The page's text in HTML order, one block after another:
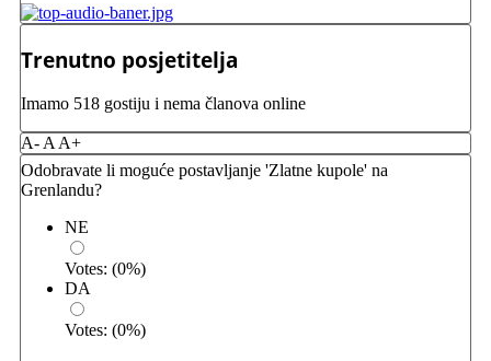
Trenutno posjetitelja
Imamo 518 gostiju i nema članova online
A- A A+
Odobravate li moguće postavljanje 'Zlatne kupole' na
Grenlandu?
NE
Votes: (0%)
DA
Votes: (0%)